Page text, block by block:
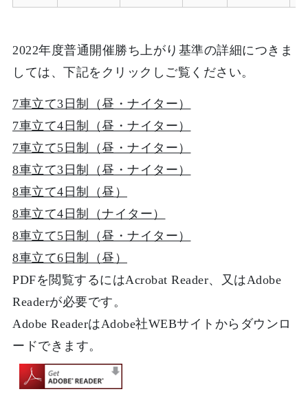
2022年度普通開催勝ち上がり基準の詳細につきま
しては、下記をクリックしご覧ください。
7車立て3日制（昼・ナイター）
7車立て4日制（昼・ナイター）
7車立て5日制（昼・ナイター）
8車立て3日制（昼・ナイター）
8車立て4日制（昼）
8車立て4日制（ナイター）
8車立て5日制（昼・ナイター）
8車立て6日制（昼）
PDFを閲覧するにはAcrobat Reader、又はAdobe
Readerが必要です。
Adobe ReaderはAdobe社WEBサイトからダウンロ
ードできます。